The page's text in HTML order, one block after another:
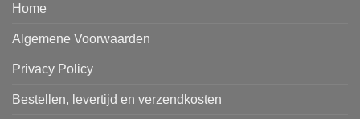
Home
Algemene Voorwaarden
Privacy Policy
Bestellen, levertijd en verzendkosten